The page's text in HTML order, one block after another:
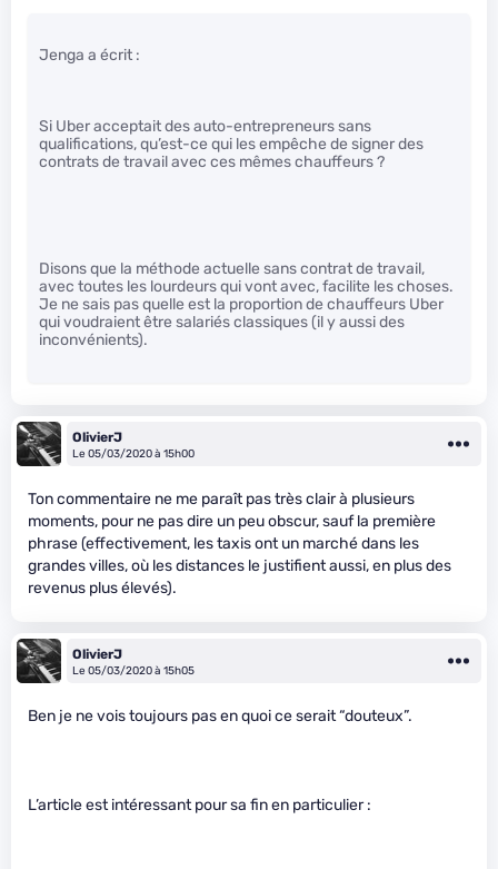
Jenga a écrit :
Si Uber acceptait des auto-entrepreneurs sans
qualifications, qu’est-ce qui les empêche de signer des
contrats de travail avec ces mêmes chauffeurs ?
Disons que la méthode actuelle sans contrat de travail,
avec toutes les lourdeurs qui vont avec, facilite les choses.
Je ne sais pas quelle est la proportion de chauffeurs Uber
qui voudraient être salariés classiques (il y aussi des
inconvénients).
OlivierJ
Le 05/03/2020 à 15h00
Ton commentaire ne me paraît pas très clair à plusieurs
moments, pour ne pas dire un peu obscur, sauf la première
phrase (effectivement, les taxis ont un marché dans les
grandes villes, où les distances le justifient aussi, en plus des
revenus plus élevés).
OlivierJ
Le 05/03/2020 à 15h05
Ben je ne vois toujours pas en quoi ce serait “douteux”.
L’article est intéressant pour sa fin en particulier :